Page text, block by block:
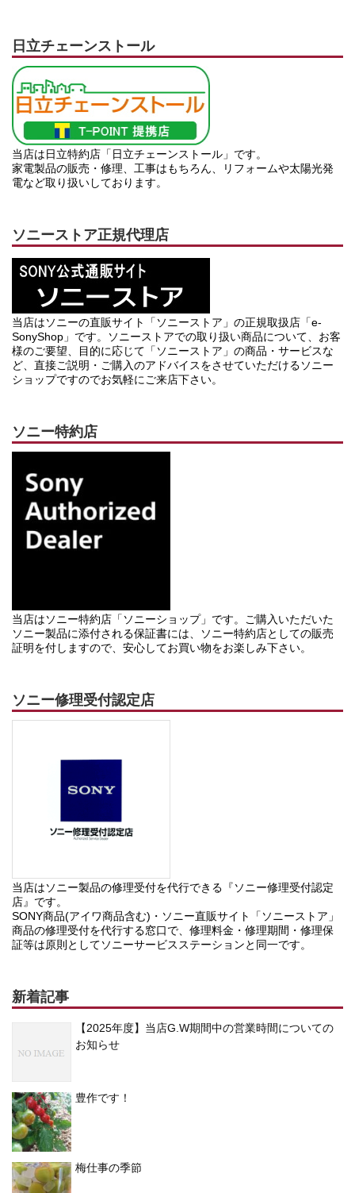
日立チェーンストール
当店は日立特約店「日立チェーンストール」です。
家電製品の販売・修理、工事はもちろん、リフォームや太陽光発
電など取り扱いしております。
ソニーストア正規代理店
当店はソニーの直販サイト「ソニーストア」の正規取扱店「e-
SonyShop」です。ソニーストアでの取り扱い商品について、お客
様のご要望、目的に応じて「ソニーストア」の商品・サービスな
ど、直接ご説明・ご購入のアドバイスをさせていただけるソニー
ショップですのでお気軽にご来店下さい。
ソニー特約店
当店はソニー特約店「ソニーショップ」です。ご購入いただいた
ソニー製品に添付される保証書には、ソニー特約店としての販売
証明を付しますので、安心してお買い物をお楽しみ下さい。
ソニー修理受付認定店
当店はソニー製品の修理受付を代行できる『ソニー修理受付認定
店』です。
SONY商品(アイワ商品含む)・ソニー直販サイト「ソニーストア」
商品の修理受付を代行する窓口で、修理料金・修理期間・修理保
証等は原則としてソニーサービスステーションと同一です。
新着記事
【2025年度】当店G.W期間中の営業時間についての
お知らせ
豊作です！
梅仕事の季節